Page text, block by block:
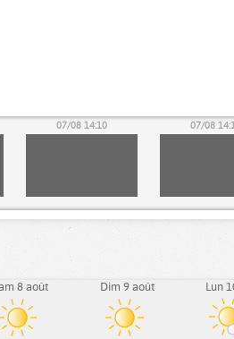
07/08 14:10 07/08
8 août Dim 9 août Lun